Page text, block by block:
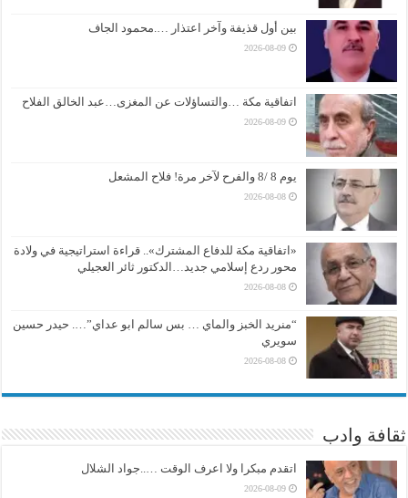
بين أول قذيفة وآخر اعتذار ….محمود الجاف
2026-08-09
اتفاقية مكة …والتساؤلات عن المغزى…عبد الخالق الفلاح
2026-08-09
يوم 8 /8 والفرح لآخر مرة! فلاح المشعل
2026-08-08
«اتفاقية مكة للدفاع المشترك».. قراءة استراتيجية في ولادة
محور ردع إسلامي جديد…الدكتور ثائر العجيلي
2026-08-08
“منريد الخبز والماي … بس سالم ابو عداي”…. حيدر حسين
سويري
2026-08-08
ثقافة وادب
اتقدم مبكرا ولا اعرف الوقت …..جواد الشلال
2026-08-09